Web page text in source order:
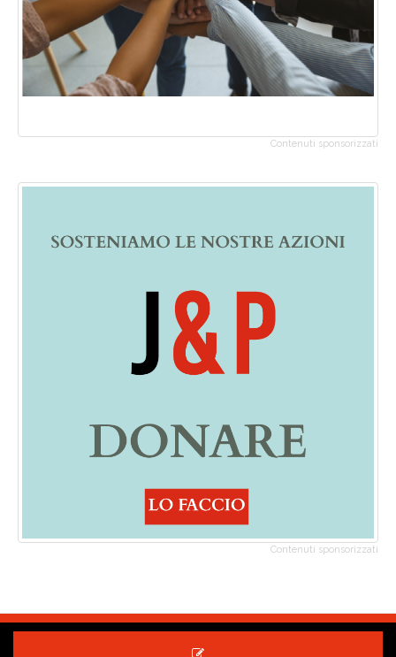
Contenuti sponsorizzati
Contenuti sponsorizzati